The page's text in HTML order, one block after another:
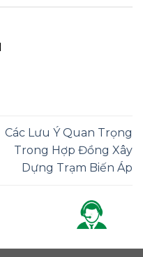
Các Lưu Ý Quan Trọng
Trong Hợp Đồng Xây
Dựng Trạm Biến Áp